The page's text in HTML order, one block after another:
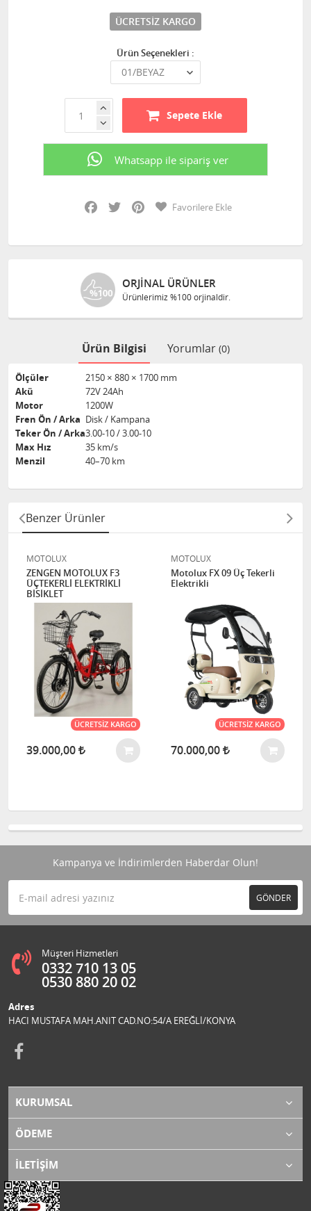
ÜCRETSIZ KARGO
Ürün Seçenekleri :
Sepete Ekle
Whatsapp ile sipariş ver
Facebook
Twitter PinterestFavorilere Ekle
ORJINAL ÜRÜNLER
Ürünlerimiz %100 orjinaldir.
Ürün Bilgisi Yorumlar (0)
Ölçüler
2150 × 880 × 1700 mm
Akü
72V 24Ah
Motor
1200W
Fren Ön / Arka Disk / Kampana
Teker Ön / Arka3.00-10 / 3.00-10
Max Hız
35 km/s
Menzil
40–70 km
Benzer Ürünler
MOTOLUX
ZENGEN MOTOLUX F3
ÜÇTEKERLİ ELEKTRİKLİ
BİSİKLET
ÜCRETSIZ KARGO
39.000,00
MOTOLUX
Motolux FX 09 Üç Tekerli
Elektrikli
ÜCRETSIZ KARGO
70.000,00
Kampanya ve İndirimlerden Haberdar Olun!
GÖNDER
Müşteri Hizmetleri
0332 710 13 05
0530 880 20 02
Adres
HACI MUSTAFA MAH.ANIT CAD.NO:54/A EREĞLİ/KONYA
KURUMSAL
ÖDEME
İLETİŞİM